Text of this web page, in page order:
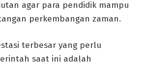
agar para pendidik mampu
perkembangan zaman.
terbesar yang perlu
saat ini adalah